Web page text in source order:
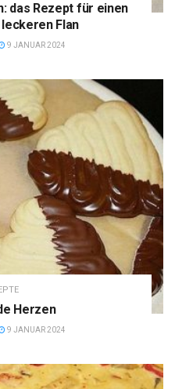
das Rezept für einen
Flan
9 JANUAR 2024
Herzen
9 JANUAR 2024